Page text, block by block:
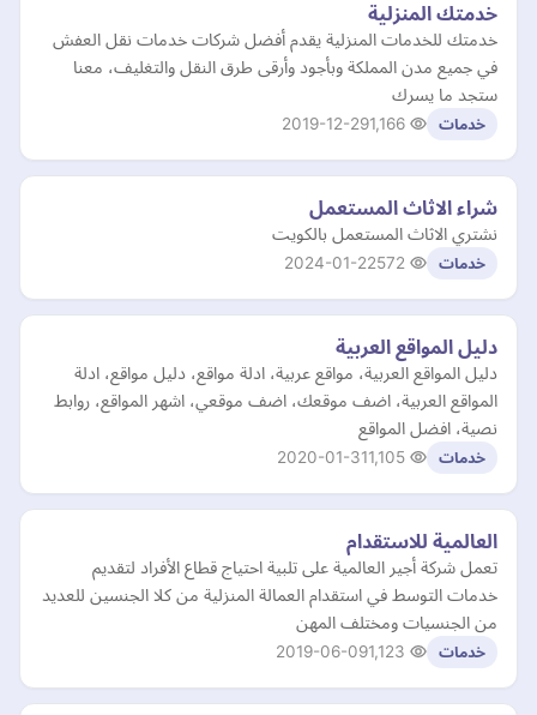
خدمتك المنزلية
خدمتك للخدمات المنزلية يقدم أفضل شركات خدمات نقل العفش
في جميع مدن المملكة وبأجود وأرقى طرق النقل والتغليف، معنا
ستجد ما يسرك
خدمات 2019-12-29
شراء الاثاث المستعمل
نشتري الاثاث المستعمل بالكويت
خدمات 2024-01-22
دليل المواقع العربية
دليل المواقع العربية، مواقع عربية، ادلة مواقع، دليل مواقع، ادلة
المواقع العربية، اضف موقعك، اضف موقعي، اشهر المواقع، روابط
نصية، افضل المواقع
خدمات 2020-01-31
العالمية للاستقدام
تعمل شركة أجير العالمية على تلبية احتياج قطاع الأفراد لتقديم
خدمات التوسط في استقدام العمالة المنزلية من كلا الجنسين للعديد
من الجنسيات ومختلف المهن
خدمات 2019-06-09